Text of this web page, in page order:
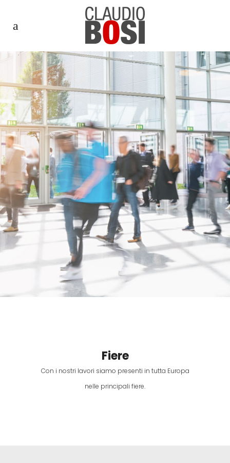
Fiere
Con i nostri lavori siamo presenti in tutta Europa
nelle principali fiere.